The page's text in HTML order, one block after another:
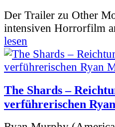
Der Trailer zu Other
intensiven Horrorfilm
lesen
The Shards –
verführerischen